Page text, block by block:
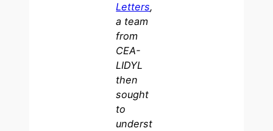
Letters,
a team
from
CEA-
LIDYL
then
sought
to
underst